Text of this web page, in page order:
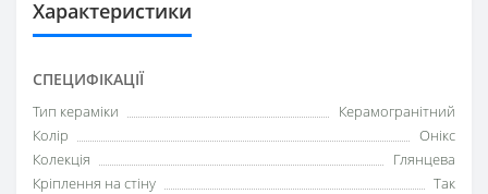
Характеристики
СПЕЦИФІКАЦІЇ
Тип кераміки
Керамогранітний
Колір
Онікс
Колекція
Глянцева
Кріплення на стіну
Так